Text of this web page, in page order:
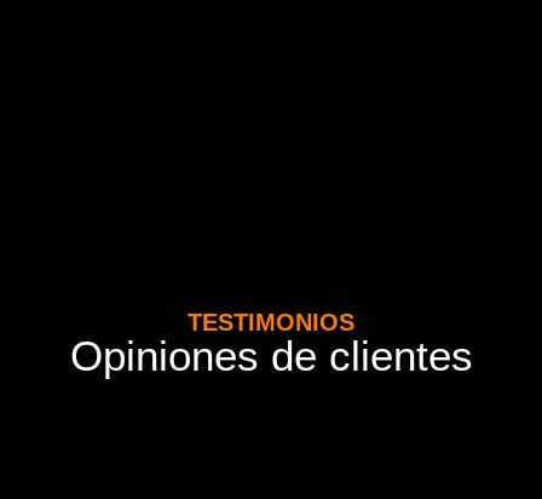
TESTIMONIOS
Opiniones de clientes